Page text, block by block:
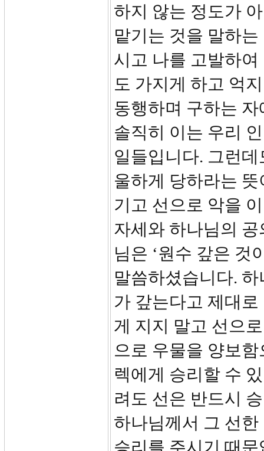
하지 않는 정도가
맡기는 것을 말하
시고 나를 고발하
도 가지게 하고 억
동행하며 구하는
솔직히 이는 우리
일들입니다. 그런
울하게 당하라는
기고 선으로 악을
자세와 하나님의
님은 ‘원수 갚은 것
말씀하셨습니다.
가 갚는다고 제대
게 지지 말고 선으
으로 우물을 양보
렉에게 승리할 수
려도 선은 반드시
하나님께서 그 선
승리를 주시기 때